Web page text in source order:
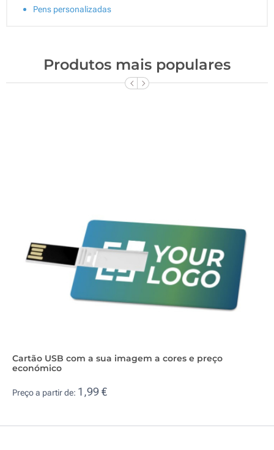
Pens personalizadas
Produtos mais populares
Cartão USB com a sua imagem a cores e preço
económico
Preço a partir de: 1,99 €